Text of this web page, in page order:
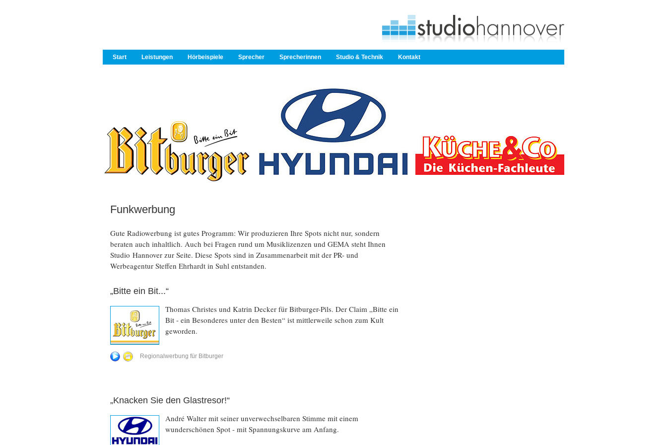
Start Leistungen Hörbeispiele Sprecher Sprecherinnen Studio & Technik Kontakt
Funkwerbung
Gute Radiowerbung ist gutes Programm: Wir produzieren Ihre Spots nicht nur, sondern
beraten auch inhaltlich. Auch bei Fragen rund um Musiklizenzen und GEMA steht Ihnen
Studio Hannover zur Seite. Diese Spots sind in Zusammenarbeit mit der PR- und
Werbeagentur Steffen Ehrhardt in Suhl entstanden.
„Bitte ein Bit...“
Thomas Christes und Katrin Decker für Bitburger-Pils. Der Claim „Bitte ein
Bit - ein Besonderes unter den Besten“ ist mittlerweile schon zum Kult
geworden.
Regionalwerbung für Bitburger
„Knacken Sie den Glastresor!“
André Walter mit seiner unverwechselbaren Stimme mit einem
wunderschönen Spot - mit Spannungskurve am Anfang.